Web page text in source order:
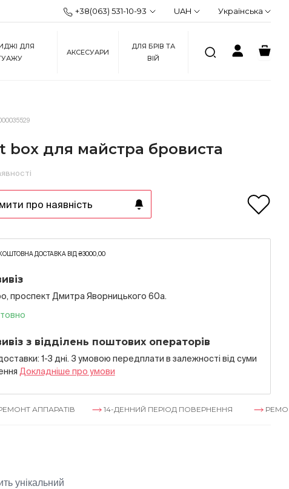
+38(063) 531-10-93 UAH Українська
ДЛЯ
АКСЕСУАРИ
ДЛЯ БРІВ ТА
ВІЙ
box для майстра бровиста
про наявність
ДОСТАВКА ВІД ₴3000,00
проспект Дмитра Яворницького 60а.
з відділень поштових операторів
1-3 дні. З умовою передплати в залежностi вiд суми
Докладнiше про умови
14-ДЕННИЙ ПЕРІОД ПОВЕРНЕННЯ РЕМОНТ
унікальний